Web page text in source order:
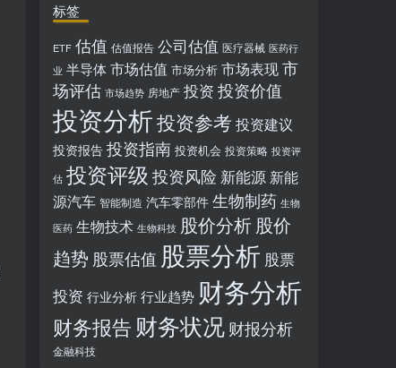
标签
ETF 估值 估值报告 公司估值 医疗器械 医药行
业 半导体市场估值 市场分析 市场表现市
场评估 市场趋势 房地产 投资 投资价值
投资分析投资参考 投资建议
投资报告 投资指南 投资机会 投资策略 投资评
估 投资评级 投资风险 新能源 新能
源汽车 智能制造 汽车零部件 生物制药 生物
医药 生物技术 生物科技 股价分析 股价
趋势 股票估值 股票分析 股票
投资 行业分析 行业趋势 财务分析
财务报告 财务状况财报分析
金融科技